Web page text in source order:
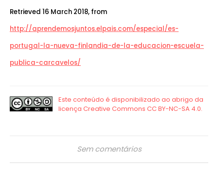
Retrieved 16 March 2018, from
http://aprendemosjuntos.elpais.com/especial/es-
portugal-la-nueva-finlandia-de-la-educacion-escuela-
publica-carcavelos/
Sem comentários